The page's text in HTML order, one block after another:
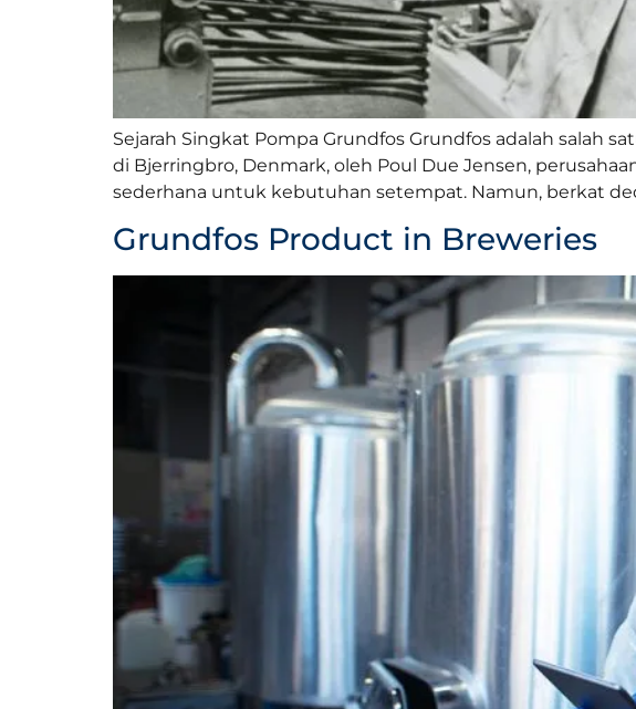
Sejarah Singkat Pompa Grundfos Grundfos adalah salah
di Bjerringbro, Denmark, oleh Poul Due Jensen,
sederhana untuk kebutuhan setempat. Namun, berkat
Grundfos Product in Breweries